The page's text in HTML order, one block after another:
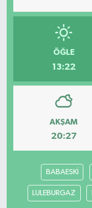
ÖĞLE
13:22
AKŞAM
20:27
BABAESKİ
LULEBURGAZ